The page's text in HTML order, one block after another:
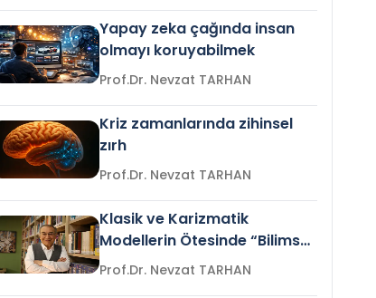
Yapay zeka çağında insan
olmayı koruyabilmek
Prof.Dr. Nevzat TARHAN
Kriz zamanlarında zihinsel
zırh
Prof.Dr. Nevzat TARHAN
Klasik ve Karizmatik
Modellerin Ötesinde “Bilimsel
Liderlik”
Prof.Dr. Nevzat TARHAN